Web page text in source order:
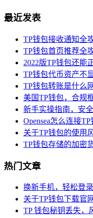
最近发表
TP钱包接收通知全
TP钱包首页推荐全
2022版TP钱包还能
TP钱包代币资产不
TP钱包转账是什么
美国TP钱包，合规
新手实操指南，安
Opensea怎么连接
关于TP钱包的使用
TP钱包存储的加密
热门文章
换新手机，轻松登
关于TP钱包下载官
TP 钱包秘钥丢失，